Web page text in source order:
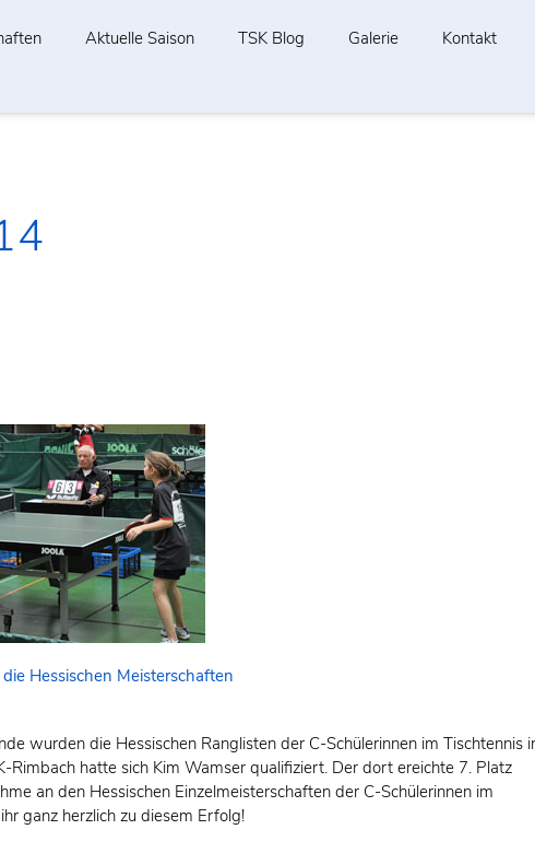
Aktuelle Saison TSK Blog Galerie Kontakt
Hessischen Meisterschaften
wurden die Hessischen Ranglisten der C-Schülerinnen im Tischtennis
Rimbach hatte sich Kim Wamser qualifiziert. Der dort ereichte 7. Platz
an den Hessischen Einzelmeisterschaften der C-Schülerinnen im
ganz herzlich zu diesem Erfolg!